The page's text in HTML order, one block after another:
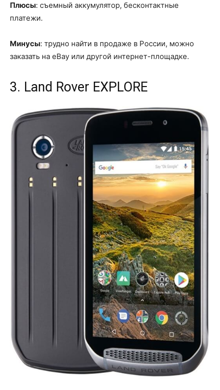
Плюсы: съемный аккумулятор, бесконтактные
платежи.
Минусы: трудно найти в продаже в России, можно
заказать на eBay или другой интернет-площадке.
3. Land Rover EXPLORE